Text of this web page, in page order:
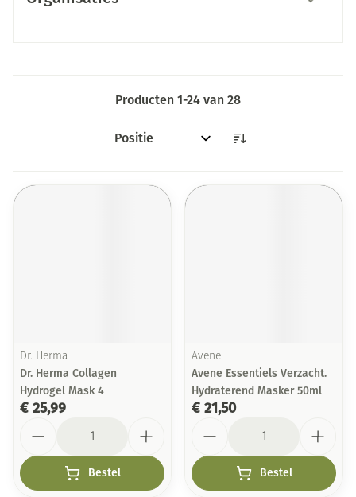
Producten 1-24 van 28
Sorteer op:
Dr. Herma
Dr. Herma Collagen
Hydrogel Mask 4
€ 25,99
Bestel
Avene
Avene Essentiels Verzacht.
Hydraterend Masker 50ml
€ 21,50
Bestel